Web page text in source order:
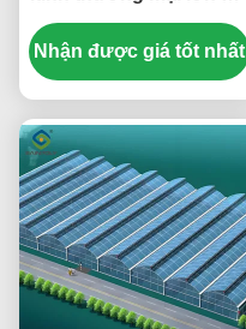
khung lớp PE đơn cao
4m
Nhận được giá tốt nhất